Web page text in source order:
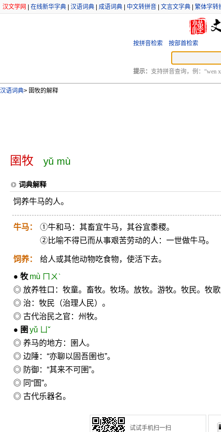
汉文学网 在线新华字典 汉语词典 成语词典 中文转拼音 文言文字典 繁体字转
按拼音检索 按部首检索
提示： 支持拼音查询，例：“wen
汉语词典> 圉牧的解释
圉牧 yǔ mù
词典解释
饲养牛马的人。
牛马：
①牛和马：其畜宜牛马，其谷宜黍稷。
②比喻不得已而从事艰苦劳动的人：一世做牛马。
饲养： 给人或其他动物吃食物，使活下去。
● 牧 mù ㄇㄨˋ
◎ 放养牲口：牧童。畜牧。牧场。放牧。游牧。牧民。牧
◎ 治：牧民（治理人民）。
◎ 古代治民之官：州牧。
● 圉 yǔ ㄩˇ
◎ 养马的地方：圉人。
◎ 边陲：“亦聊以固吾圉也”。
◎ 防御：“其来不可圉”。
◎ 同“圄”。
◎ 古代乐器名。
试试手机扫一扫